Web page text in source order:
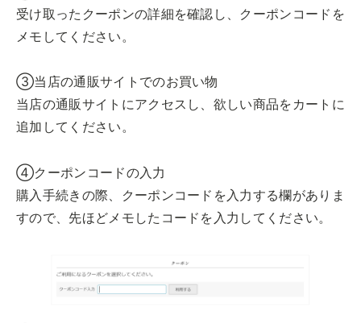
受け取ったクーポンの詳細を確認し、クーポンコードを
メモしてください。
③当店の通販サイトでのお買い物
当店の通販サイトにアクセスし、欲しい商品をカートに
追加してください。
④クーポンコードの入力
購入手続きの際、クーポンコードを入力する欄がありま
すので、先ほどメモしたコードを入力してください。